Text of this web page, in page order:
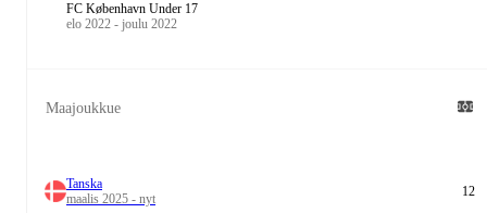
FC København Under 17
elo 2022 - joulu 2022
Maajoukkue
Tanska
maalis 2025 - nyt
12